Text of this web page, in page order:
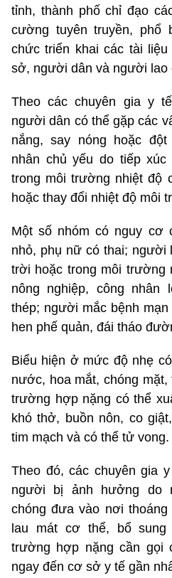
tỉnh, thành phố chỉ đạo
cường tuyên truyền, phổ
chức triển khai các tài
sở, người dân và người lao
Theo các chuyên gia y
người dân có thể gặp các
nắng, say nóng hoặc
nhân chủ yếu do tiếp
trong môi trường nhiệt độ
hoặc thay đổi nhiệt độ môi
Một số nhóm có nguy cơ
nhỏ, phụ nữ có thai; người
trời hoặc trong môi trường
nông nghiệp, công nhân
thép; người mắc bệnh
hen phế quản, đái tháo
Biểu hiện ở mức độ nhẹ
nước, hoa mắt, chóng
trường hợp nặng có thể
khó thở, buồn nôn, co
tim mạch và có thể tử vong.
Theo đó, các chuyên gia
người bị ảnh hưởng do
chóng đưa vào nơi
lau mát cơ thể, bổ
trường hợp nặng cần gọi
ngay đến cơ sở y tế gần